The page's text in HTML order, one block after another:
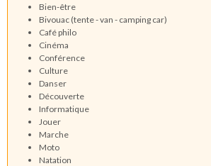
Bien-être
Bivouac (tente - van - camping car)
Café philo
Cinéma
Conférence
Culture
Danser
Découverte
Informatique
Jouer
Marche
Moto
Natation